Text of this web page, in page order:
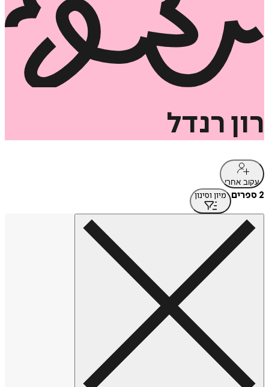
רון רנדל
עקוב אחרי
2 ספרים מיון וסינון